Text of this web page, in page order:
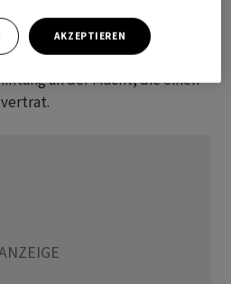
mit Taiwan eingestellt,
zu Peking gegangen
an der Macht, die einen
AKZEPTIEREN